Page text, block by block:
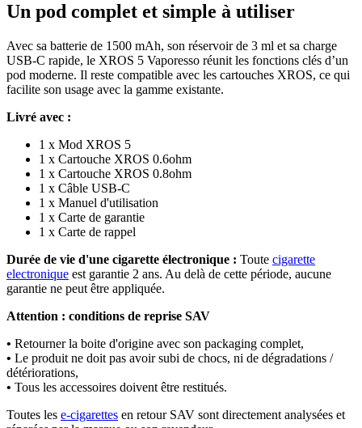
Un pod complet et simple à utiliser
Avec sa batterie de 1500 mAh, son réservoir de 3 ml et sa charge
USB-C rapide, le XROS 5 Vaporesso réunit les fonctions clés d’un
pod moderne. Il reste compatible avec les cartouches XROS, ce qui
facilite son usage avec la gamme existante.
Livré avec :
1 x Mod XROS 5
1 x Cartouche XROS 0.6ohm
1 x Cartouche XROS 0.8ohm
1 x Câble USB-C
1 x Manuel d'utilisation
1 x Carte de garantie
1 x Carte de rappel
Durée de vie d'une cigarette électronique : Toute cigarette
electronique est garantie 2 ans. Au delà de cette période, aucune
garantie ne peut être appliquée.
Attention : conditions de reprise SAV
• Retourner la boite d'origine avec son packaging complet,
• Le produit ne doit pas avoir subi de chocs, ni de dégradations /
détériorations,
• Tous les accessoires doivent être restitués.
Toutes les e-cigarettes en retour SAV sont directement analysées et